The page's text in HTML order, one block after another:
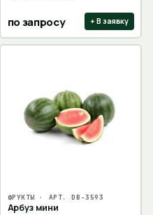
по запросу + В заявку
ФРУКТЫ · АРТ.DB-3593
Арбуз мини